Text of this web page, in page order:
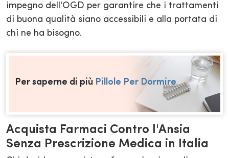
impegno dell'OGD per garantire che i trattamenti
di buona qualità siano accessibili e alla portata di
chi ne ha bisogno.
Per saperne di più Pillole Per Dormire
Acquista Farmaci Contro l'Ansia
Senza Prescrizione Medica in Italia